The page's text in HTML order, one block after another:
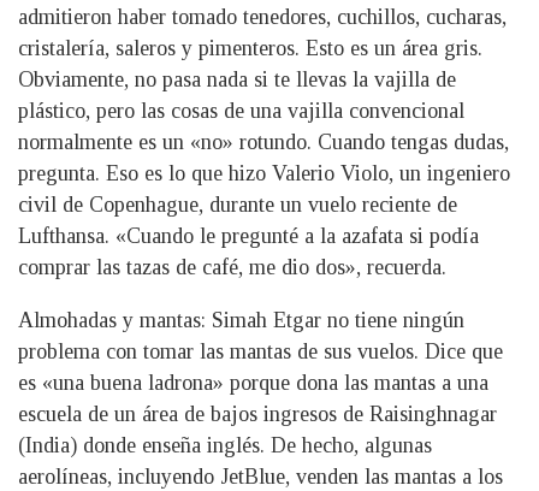
admitieron haber tomado tenedores, cuchillos, cucharas,
cristalería, saleros y pimenteros. Esto es un área gris.
Obviamente, no pasa nada si te llevas la vajilla de
plástico, pero las cosas de una vajilla convencional
normalmente es un «no» rotundo. Cuando tengas dudas,
pregunta. Eso es lo que hizo Valerio Violo, un ingeniero
civil de Copenhague, durante un vuelo reciente de
Lufthansa. «Cuando le pregunté a la azafata si podía
comprar las tazas de café, me dio dos», recuerda.
Almohadas y mantas: Simah Etgar no tiene ningún
problema con tomar las mantas de sus vuelos. Dice que
es «una buena ladrona» porque dona las mantas a una
escuela de un área de bajos ingresos de Raisinghnagar
(India) donde enseña inglés. De hecho, algunas
aerolíneas, incluyendo JetBlue, venden las mantas a los